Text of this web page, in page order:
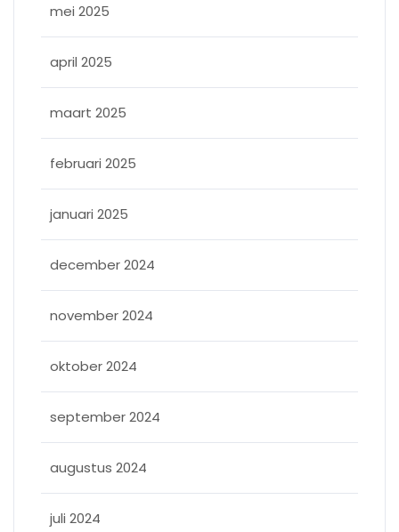
mei 2025
april 2025
maart 2025
februari 2025
januari 2025
december 2024
november 2024
oktober 2024
september 2024
augustus 2024
juli 2024